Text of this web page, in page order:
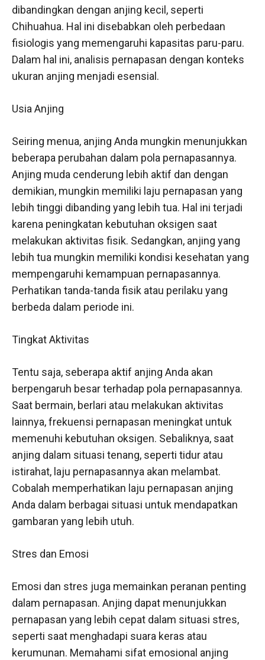
dibandingkan dengan anjing kecil, seperti
Chihuahua. Hal ini disebabkan oleh perbedaan
fisiologis yang memengaruhi kapasitas paru-paru.
Dalam hal ini, analisis pernapasan dengan konteks
ukuran anjing menjadi esensial.
Usia Anjing
Seiring menua, anjing Anda mungkin menunjukkan
beberapa perubahan dalam pola pernapasannya.
Anjing muda cenderung lebih aktif dan dengan
demikian, mungkin memiliki laju pernapasan yang
lebih tinggi dibanding yang lebih tua. Hal ini terjadi
karena peningkatan kebutuhan oksigen saat
melakukan aktivitas fisik. Sedangkan, anjing yang
lebih tua mungkin memiliki kondisi kesehatan yang
mempengaruhi kemampuan pernapasannya.
Perhatikan tanda-tanda fisik atau perilaku yang
berbeda dalam periode ini.
Tingkat Aktivitas
Tentu saja, seberapa aktif anjing Anda akan
berpengaruh besar terhadap pola pernapasannya.
Saat bermain, berlari atau melakukan aktivitas
lainnya, frekuensi pernapasan meningkat untuk
memenuhi kebutuhan oksigen. Sebaliknya, saat
anjing dalam situasi tenang, seperti tidur atau
istirahat, laju pernapasannya akan melambat.
Cobalah memperhatikan laju pernapasan anjing
Anda dalam berbagai situasi untuk mendapatkan
gambaran yang lebih utuh.
Stres dan Emosi
Emosi dan stres juga memainkan peranan penting
dalam pernapasan. Anjing dapat menunjukkan
pernapasan yang lebih cepat dalam situasi stres,
seperti saat menghadapi suara keras atau
kerumunan. Memahami sifat emosional anjing